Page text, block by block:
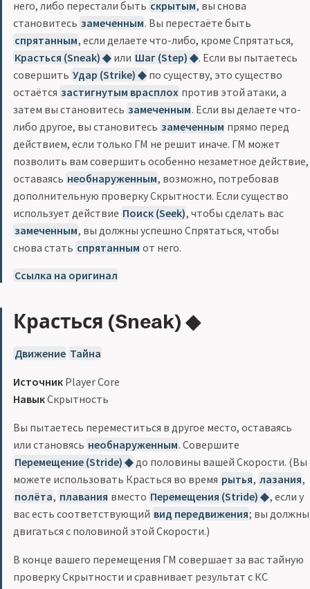
него, либо перестали быть скрытым, вы снова
становитесь замеченным. Вы перестаёте быть
спрятанным, если делаете что-либо, кроме Спрятаться,
Красться (Sneak) ◆ или Шаг (Step) ◆. Если вы пытаетесь
совершить Удар (Strike) ◆ по существу, это существо
остаётся застигнутым врасплох против этой атаки, а
затем вы становитесь замеченным. Если вы делаете что-
либо другое, вы становитесь замеченным прямо перед
действием, если только ГМ не решит иначе. ГМ может
позволить вам совершить особенно незаметное действие,
оставаясь необнаруженным, возможно, потребовав
дополнительную проверку Скрытности. Если существо
использует действие Поиск (Seek), чтобы сделать вас
замеченным, вы должны успешно Спрятаться, чтобы
снова стать спрятанным от него.
Ссылка на оригинал
Красться (Sneak) ◆
Движение Тайна
Источник Player Core
НавыкСкрытность
Вы пытаетесь переместиться в другое место, оставаясь
или становясь необнаруженным. Совершите
Перемещение (Stride) ◆ до половины вашей Скорости. (Вы
можете использовать Красться во время рытья, лазания,
полёта, плавания вместо Перемещения (Stride) ◆, если у
вас есть соответствующий вид передвижения; вы должны
двигаться с половиной этой Скорости.)
В конце вашего перемещения ГМ совершает за вас тайную
проверку Скрытности и сравнивает результат с КС